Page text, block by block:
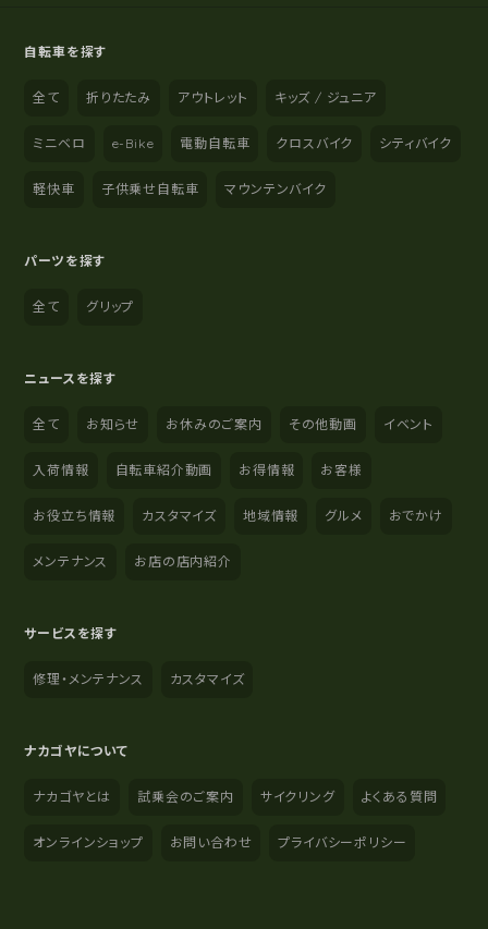
自転車を探す
全て 折りたたみ アウトレット キッズ / ジュニア
ミニベロ e-Bike 電動自転車 クロスバイク シティバイク
軽快車 子供乗せ自転車 マウンテンバイク
パーツを探す
全て グリップ
ニュースを探す
全て お知らせ お休みのご案内 その他動画 イベント
入荷情報 自転車紹介動画 お得情報 お客様
お役立ち情報 カスタマイズ 地域情報 グルメ おでかけ
メンテナンス お店の店内紹介
サービスを探す
修理・メンテナンス カスタマイズ
ナカゴヤについて
ナカゴヤとは 試乗会のご案内 サイクリング よくある質問
オンラインショップ お問い合わせ プライバシーポリシー